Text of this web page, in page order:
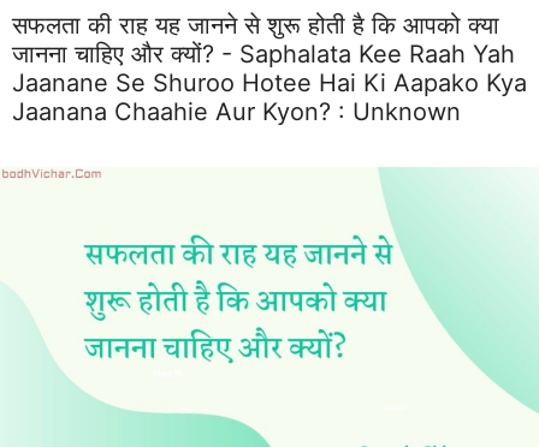
सफलता की राह यह जानने से शुरू होती है कि आपको क्या
जानना चाहिए और क्यों? - Saphalata Kee Raah Yah
Jaanane Se Shuroo Hotee Hai Ki Aapako Kya
Jaanana Chaahie Aur Kyon? : Unknown